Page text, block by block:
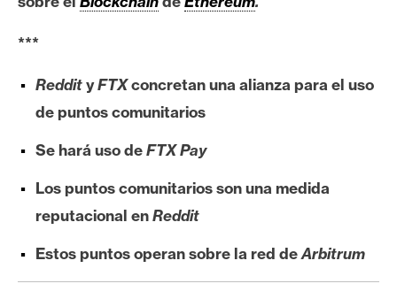
u
m
A
A
***
ReddityFTXconcretan una alianza para el uso
de puntos comunitarios
Se hará uso deFTX Pay
Los puntos comunitarios son una medida
reputacional enReddit
Estos puntos operan sobre la red deArbitrum